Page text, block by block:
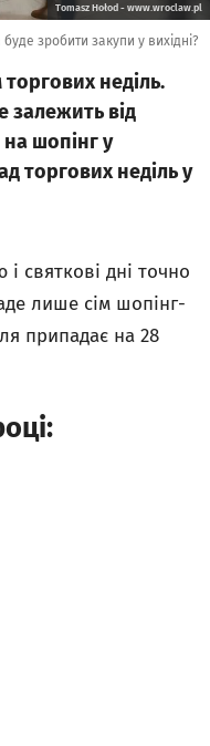
Tomasz Hołod - www.wroclaw.pl
зробити закупи у вихідні?
торгових неділь.
залежить від
шопінг у
торгових неділь у
святкові дні точно
лише сім шопінг-
припадає на 28